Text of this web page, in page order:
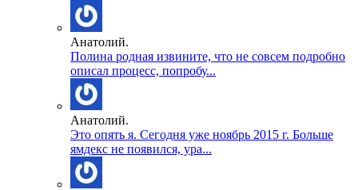
Анатолий.
Полина родная извините, что не совсем подробно
описал процесс, попробу...
Анатолий.
Это опять я. Сегодня уже ноябрь 2015 г. Больше
ямдекс не появился, ура...